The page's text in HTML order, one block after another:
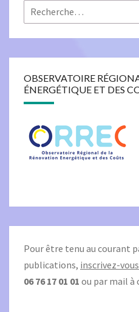
Rechercher :
OBSERVATOIRE
ÉNERGÉTIQUE ET DES
Pour être tenu au courant
publications, inscrivez-
06 76 17 01 01 ou par mail à